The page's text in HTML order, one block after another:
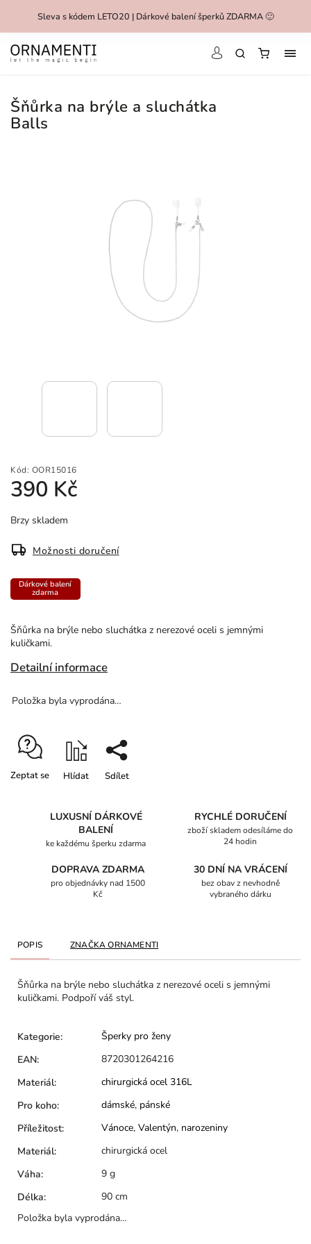
Sleva s kódem LETO20 | Dárkové balení šperků ZDARMA 🙂
Šňůrka na brýle a sluchátka
Balls
Kód: OOR15016
390 Kč
Brzy skladem
Možnosti doručení
Šňůrka na brýle nebo sluchátka z nerezové oceli s jemnými
kuličkami.
Detailní informace
Dárkové balení
zdarma
Položka byla vyprodána…
Zeptat se Hlídat Sdílet
LUXUSNÍ DÁRKOVÉ
BALENÍ
ke každému šperku zdarma
RYCHLÉ DORUČENÍ
zboží skladem odesíláme do
24 hodin
DOPRAVA ZDARMA
pro objednávky nad 1500
Kč
30 DNÍ NA VRÁCENÍ
bez obav z nevhodně
vybraného dárku
POPIS ZNAČKAORNAMENTI
Šňůrka na brýle nebo sluchátka z nerezové oceli s jemnými
kuličkami. Podpoří váš styl.
Kategorie:
Šperky pro ženy
EAN:
8720301264216
Materiál:
chirurgická ocel 316L
Pro koho: dámské, pánské
Příležitost: Vánoce, Valentýn, narozeniny
Materiál:
chirurgická ocel
Váha:
9 g
Délka:
90 cm
Položka byla vyprodána…